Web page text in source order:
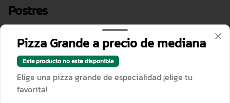
Postres
Pizza Grande a precio de mediana
Este producto no esta disponible
Elige una pizza grande de especialidad ¡elige tu
favorita!